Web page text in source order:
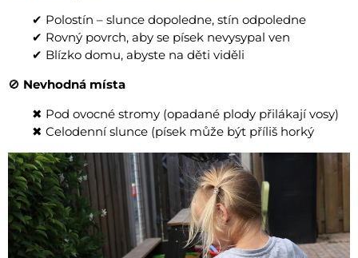
✔ Polostín – slunce dopoledne, stín odpoledne
✔ Rovný povrch, aby se písek nevysypal ven
✔ Blízko domu, abyste na děti viděli
🚫 Nevhodná místa
✖ Pod ovocné stromy (opadané plody přilákají vosy)
✖ Celodenní slunce (písek může být příliš horký